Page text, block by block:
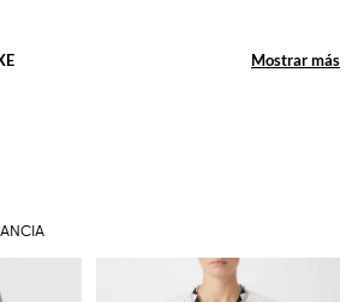
Mostrar más
Mostrar más